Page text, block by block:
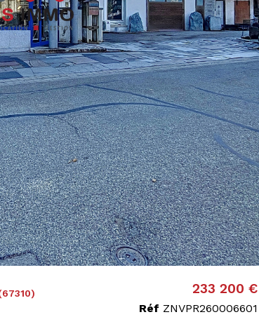
233 200 €
Réf ZNVPR260006601